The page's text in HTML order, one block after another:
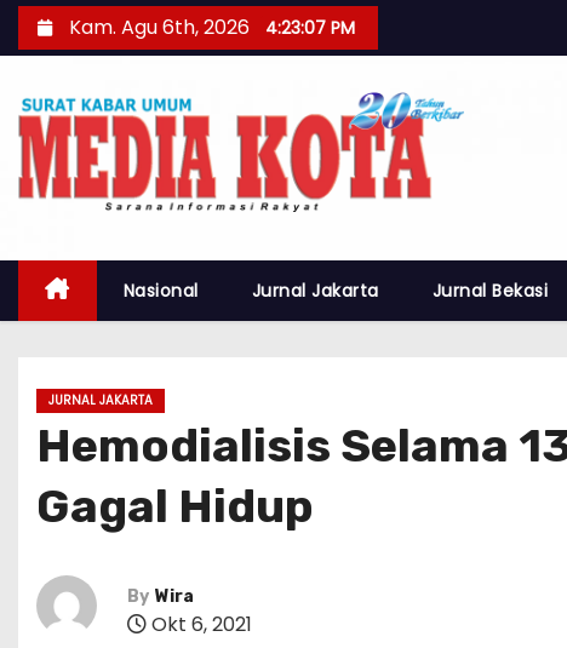
k
t
Kam. Agu 6th, 2026 4:23:08 PM
Nasional Jurnal Jakarta Jurnal Bekasi
JURNAL JAKARTA
Hemodialisis Selama
Gagal Hidup
By Wira
Okt 6, 2021